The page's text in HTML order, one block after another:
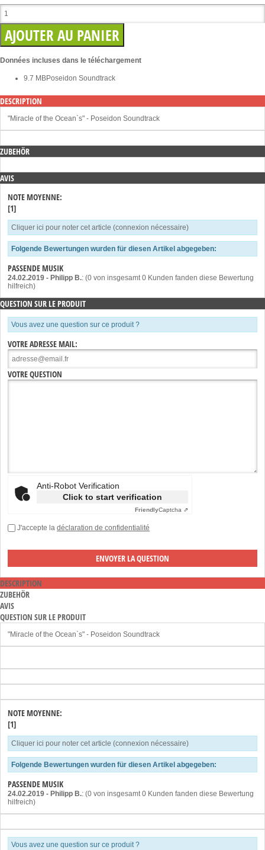
Données incluses dans le téléchargement
9.7 MBPoseidon Soundtrack
DESCRIPTION
"Miracle of the Ocean`s" - Poseidon Soundtrack
ZUBEHÖR
AVIS
NOTE MOYENNE:
[1]
Cliquer ici pour noter cet article (connexion nécessaire)
Folgende Bewertungen wurden für diesen Artikel abgegeben:
PASSENDE MUSIK
24.02.2019 - Philipp B.: (0 von insgesamt 0 Kunden fanden diese Bewertung
hilfreich)
QUESTION SUR LE PRODUIT
Vous avez une question sur ce produit ?
VOTRE ADRESSE MAIL:
VOTRE QUESTION
Anti-Robot Verification
Click to start verification
FriendlyCaptcha ⇗
J'accepte la déclaration de confidentialité
DESCRIPTION
ZUBEHÖR
AVIS
QUESTION SUR LE PRODUIT
"Miracle of the Ocean`s" - Poseidon Soundtrack
NOTE MOYENNE:
[1]
Cliquer ici pour noter cet article (connexion nécessaire)
Folgende Bewertungen wurden für diesen Artikel abgegeben:
PASSENDE MUSIK
24.02.2019 - Philipp B.: (0 von insgesamt 0 Kunden fanden diese Bewertung
hilfreich)
Vous avez une question sur ce produit ?